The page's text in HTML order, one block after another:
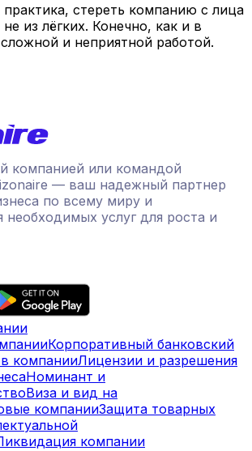
практика, стереть компанию с лица
из лёгких. Конечно, как и в
и неприятной работой.
компанией или командой
— ваш надежный партнер
по всему миру и
необходимых услуг для роста и
Корпоративный банковский
компанииЛицензии и разрешения
Номинант и
Виза и вид на
компанииЗащита товарных
компании